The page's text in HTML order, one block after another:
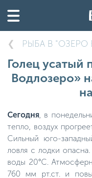
РЫБА В
Голец усатый
Водлозеро»
Сегодня, в
тепло, воздух
Сильный юго-
ловля с лодки
воды 20°C.
760 мм рт.ст. и